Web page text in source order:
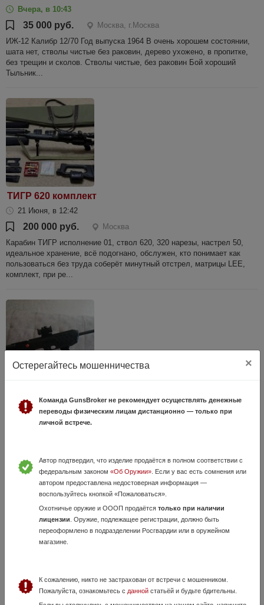
Вчера, в 10:43
35 000 руб.
Москва, г.Москва
ИЖ-12 Калибр 12/70 Год выпуска 1964 В очень хорошем состоянии,
шата нет, стволы чистые без раковин, дерево ухожено, в пропитке,
без трещин и сколов. Стволы чистые, без раковин Бой хороший
Тыльник...
ТИГР 620 комплект
21 Июня, в 12:42
200 000 руб.
Москва
Карабин ТИГР исполнение 01, ствол 620, 320 нарезы, настрел 50,
идеальное хранение, всё подогнано, обслужен, кто понимает как
пользоваться без труда соберёт минутный отстрел, матрицы LEE,
комплект, при ре...
KRAL Compact
25 Июля, в 01:57
80 000 руб.
допустимая) из которых ствол целых 66см. благодаря компоновки
булл-пап. Установлена ...
Остерегайтесь мошенничества ×
Команда GunsBroker не рекомендует осуществлять денежные
переводы физическим лицам дистанционно — только при
личной встрече.
Автор подтвердил, что изделие продаётся в полном соответствии с
федеральным законом «Об Оружии». Если у вас есть сомнения или
автором предоставлена недостоверная информация —
воспользуйтесь кнопкой «Пожаловаться».
Охотничье оружие и ОООП продаётся только при наличии
лицензии . Оружие, подлежащее регистрации, должно быть
переоформлено в подразделении Росгвардии или в оружейном
магазине.
К сожалению, никто не застрахован от встречи с мошенником.
Пожалуйста, ознакомьтесь с даннойстатьёй и будьте бдительны.